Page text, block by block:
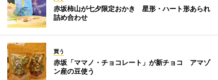
赤坂柿山が七夕限定おかき 星形・ハート形あられ
詰め合わせ
買う
赤坂「ママノ・チョコレート」が新チョコ アマゾ
ン産の豆使う